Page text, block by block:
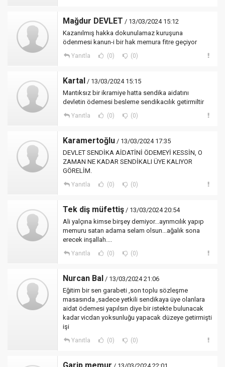
Mağdur DEVLET / 13/03/2024 15:12
Kazanılmış hakka dokunulamaz kuruşuna
ödenmesi kanun-i bir hak memura fitre geçiyor
Yanıtla (0) (0)
Kartal / 13/03/2024 15:15
Mantıksız bir ikramiye hatta sendika aidatını
devletin ödemesi besleme sendikacılık getirmiltir
Yanıtla (0) (0)
Karamertoğlu / 13/03/2024 17:35
DEVLET SENDİKA AİDATİNİ ÖDEMEYİ KESSİN, O
ZAMAN NE KADAR SENDİKALI ÜYE KALIYOR
GÖRELİM.
Yanıtla (0) (0)
Tek diş müfettiş / 13/03/2024 20:54
Ali yalçına kimse birşey demiyor...ayrımcılık yapıp
memuru satan adama selam olsun...ağalık sona
erecek inşallah....
Yanıtla (0) (0)
Nurcan Bal / 13/03/2024 21:06
Eğitim bir sen garabeti ,son toplu sözleşme
masasında ,sadece yetkili sendikaya üye olanlara
aidat ödemesi yapılsın diye bir istekte bulunacak
kadar vicdan yoksunluğu yapacak düzeye getirmişti
işi
Yanıtla (0) (0)